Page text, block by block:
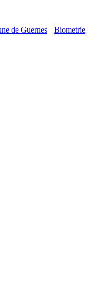
de Guernes Biometrie